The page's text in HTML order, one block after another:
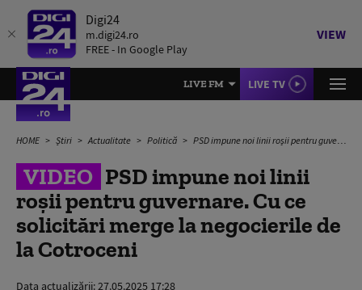
Digi24
m.digi24.ro
FREE - In Google Play
VIEW
LIVE FM LIVE TV
HOME Știri Actualitate Politică PSD impune noi linii roșii pentru guvernare. Cu ce solicitări merge la negocierile de la Cotroceni
VIDEO PSD impune noi linii
roșii pentru guvernare. Cu ce
solicitări merge la negocierile de
la Cotroceni
Data actualizării:27.05.2025 17:28